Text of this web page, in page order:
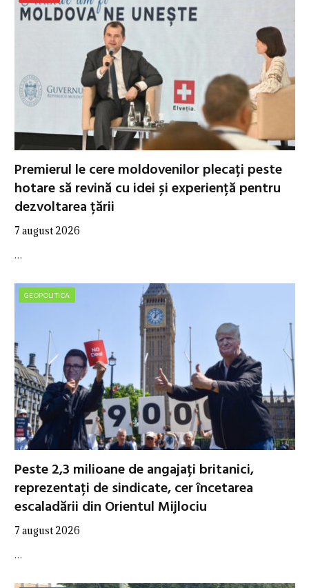
Premierul le cere moldovenilor plecați peste
hotare să revină cu idei și experiență pentru
dezvoltarea țării
7 august 2026
…
GEOPOLITICA
Peste 2,3 milioane de angajați britanici,
reprezentați de sindicate, cer încetarea
escaladării din Orientul Mijlociu
7 august 2026
…